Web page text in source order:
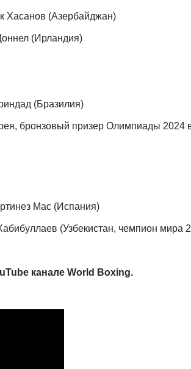
Хасанов (Азербайджан)
(Ирландия)
(Бразилия)
бронзовый призер Олимпиады 2024
Мас (Испания)
(Узбекистан, чемпион мира
канале World Boxing.